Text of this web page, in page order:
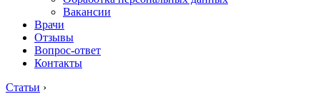
Вакансии
Врачи
Отзывы
Вопрос-ответ
Контакты
Статьи ›